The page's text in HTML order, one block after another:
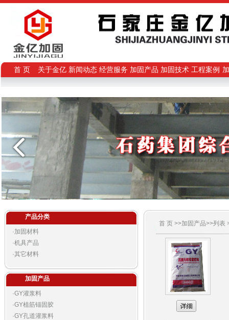
首 页 关于金亿 新闻动态 经营服务 加固产品 加固技术 工程案例
产品分类
·加固材料
·机具产品
·其它材料
加固产品
·GY灌浆料
·GY植筋锚固胶
·GY孔道灌浆料
首 页 >>加固产品>>列表